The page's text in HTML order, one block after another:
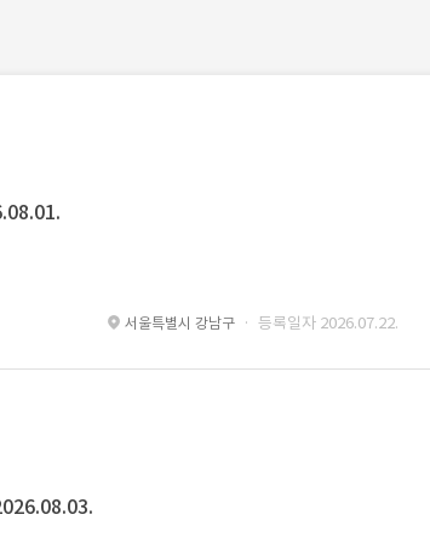
· 경력 무관 Git · 경력 무관 restful api · 경력 무
서울특별시 강남구 · 등록일자 2026.07.22.